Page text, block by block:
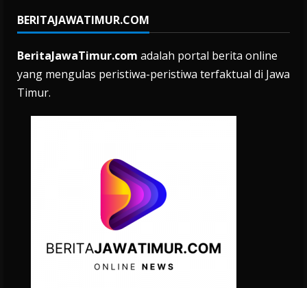
BERITAJAWATIMUR.COM
BeritaJawaTimur.com adalah portal berita online
yang mengulas peristiwa-peristiwa terfaktual di Jawa
Timur.